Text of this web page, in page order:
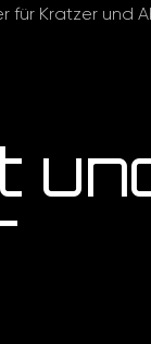
Kratzer und